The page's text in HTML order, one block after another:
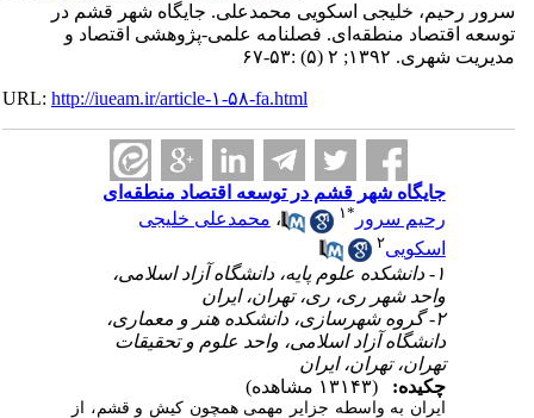
سرور رحیم، خلیجی اسکویی محمدعلی. جایگاه شهر قشم در
توسعه اقتصاد منطقه‌ای. فصلنامه علمی-پژوهشی اقتصاد و
مدیریت شهری. ۱۳۹۲; ۲ (۵) :۵۳-۶۷
URL:http://iueam.ir/article-۱-۵۸-fa.html
جایگاه شهر قشم در توسعه اقتصاد منطقه‌ای
رحیم سرور
۱ ،محمدعلی خلیجی
اسکویی
۱- دانشکده علوم پایه، دانشگاه آزاد اسلامی،
واحد شهر ری، ری، تهران، ایران
۲- گروه شهرسازی، دانشکده هنر و معماری،‌
دانشگاه آزاد اسلامی، واحد علوم و تحقیقات
تهران، تهران، ایران
چکیده:
ایران به واسطه جزایر مهمی همچون کیش و قشم، از